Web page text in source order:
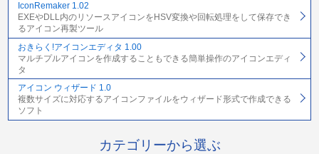
IconRemaker 1.02
EXEやDLL内のリソースアイコンをHSV変換や回転処理をして保存でき
るアイコン再製ツール
おきらく!アイコンエディタ 1.00
マルチプルアイコンを作成することもできる簡単操作のアイコンエディ
タ
アイコン ウィザード 1.0
複数サイズに対応するアイコンファイルをウィザード形式で作成できる
ソフト
カテゴリーから選ぶ